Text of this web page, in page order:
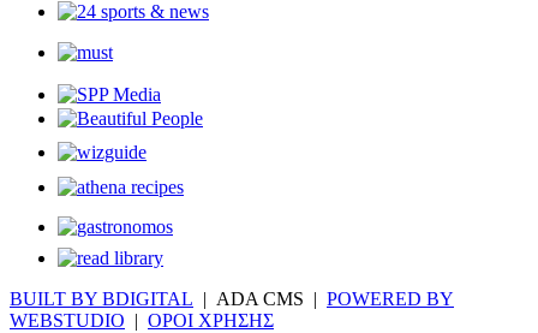
BUILT BY BDIGITAL | ADA CMS | POWERED BY
WEBSTUDIO | ΟΡΟΙ ΧΡΗΣΗΣ